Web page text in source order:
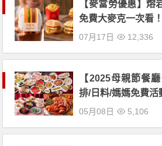
【麥當勞優惠】熔
免費大麥克一次看！
07月17日 12,336
【2025母親節餐
排/日料/媽媽免費活
05月08日 5,106